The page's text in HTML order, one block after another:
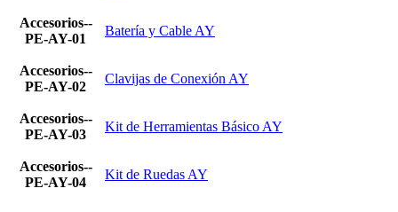
Accesorios--
PE-AY-01
Batería y Cable AY
Accesorios--
PE-AY-02
Clavijas de Conexión AY
Accesorios--
PE-AY-03
Kit de Herramientas Básico AY
Accesorios--
PE-AY-04
Kit de Ruedas AY